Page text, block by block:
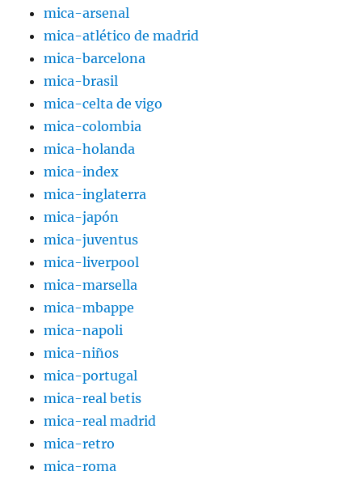
mica-arsenal
mica-atlético de madrid
mica-barcelona
mica-brasil
mica-celta de vigo
mica-colombia
mica-holanda
mica-index
mica-inglaterra
mica-japón
mica-juventus
mica-liverpool
mica-marsella
mica-mbappe
mica-napoli
mica-niños
mica-portugal
mica-real betis
mica-real madrid
mica-retro
mica-roma